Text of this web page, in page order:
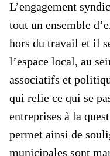
L’engagement
tout un ensemble
hors du travail et il
l’espace local, au
associatifs et
qui relie ce qui se
entreprises à la
permet ainsi de
municipales sont